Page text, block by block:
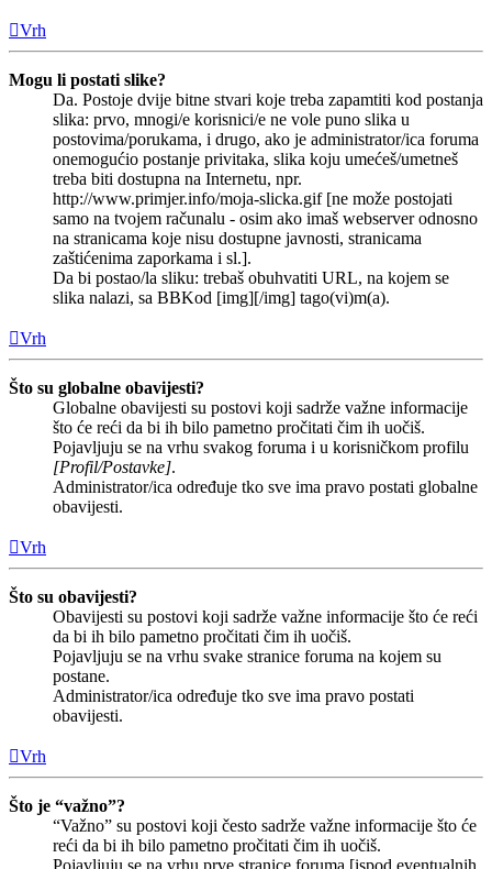
Vrh
Mogu li postati slike?
Da. Postoje dvije bitne stvari koje treba zapamtiti kod postanja
slika: prvo, mnogi/e korisnici/e ne vole puno slika u
postovima/porukama, i drugo, ako je administrator/ica foruma
onemogućio postanje privitaka, slika koju umećeš/umetneš
treba biti dostupna na Internetu, npr.
http://www.primjer.info/moja-slicka.gif [ne može postojati
samo na tvojem računalu - osim ako imaš webserver odnosno
na stranicama koje nisu dostupne javnosti, stranicama
zaštićenima zaporkama i sl.].
Da bi postao/la sliku: trebaš obuhvatiti URL, na kojem se
slika nalazi, sa BBKod [img][/img] tago(vi)m(a).
Vrh
Što su globalne obavijesti?
Globalne obavijesti su postovi koji sadrže važne informacije
što će reći da bi ih bilo pametno pročitati čim ih uočiš.
Pojavljuju se na vrhu svakog foruma i u korisničkom profilu
[Profil/Postavke].
Administrator/ica određuje tko sve ima pravo postati globalne
obavijesti.
Vrh
Što su obavijesti?
Obavijesti su postovi koji sadrže važne informacije što će reći
da bi ih bilo pametno pročitati čim ih uočiš.
Pojavljuju se na vrhu svake stranice foruma na kojem su
postane.
Administrator/ica određuje tko sve ima pravo postati
obavijesti.
Vrh
Što je “važno”?
“Važno” su postovi koji često sadrže važne informacije što će
reći da bi ih bilo pametno pročitati čim ih uočiš.
Pojavljuju se na vrhu prve stranice foruma [ispod eventualnih